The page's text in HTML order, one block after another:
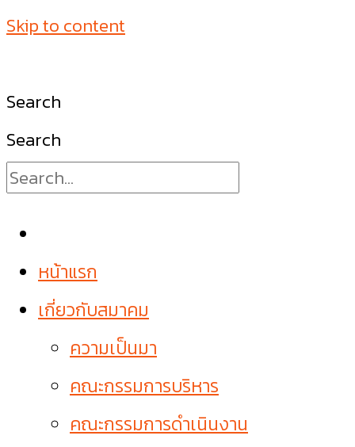
Skip to content
Search
Search
หน้าแรก
เกี่ยวกับสมาคม
ความเป็นมา
คณะกรรมการบริหาร
คณะกรรมการดำเนินงาน